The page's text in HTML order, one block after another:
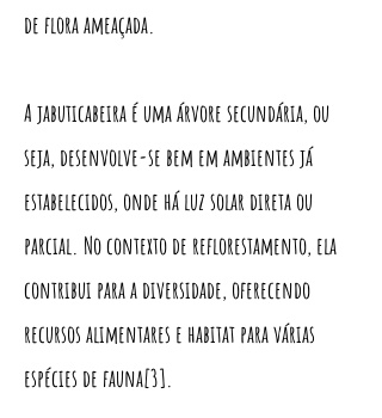
de flora ameaçada.
A jabuticabeira é uma árvore secundária, ou
seja, desenvolve-se bem em ambientes já
estabelecidos, onde há luz solar direta ou
parcial. No contexto de reflorestamento, ela
contribui para a diversidade, oferecendo
recursos alimentares e habitat para várias
espécies de fauna[3].